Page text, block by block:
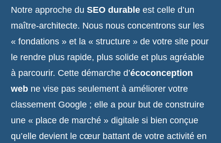
Notre approche duSEO durable est celle d’un
maître-architecte. Nous nous concentrons sur les
« fondations » et la « structure » de votre site pour
le rendre plus rapide, plus solide et plus agréable
à parcourir. Cette démarche d’écoconception
web ne vise pas seulement à améliorer votre
classement Google ; elle a pour but de construire
une « place de marché » digitale si bien conçue
qu’elle devient le cœur battant de votre activité en